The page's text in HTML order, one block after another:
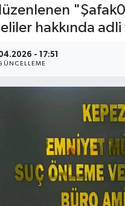
hakkında adli
- 17:51